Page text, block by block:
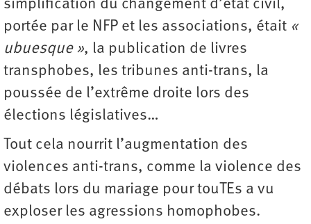
simplification du changement d’état civil,
portée par le NFP et les associations, était «
ubuesque », la publication de livres
transphobes, les tribunes anti-trans, la
poussée de l’extrême droite lors des
élections législatives…
Tout cela nourrit l’augmentation des
violences anti-trans, comme la violence des
débats lors du mariage pour touTEs a vu
exploser les agressions homophobes.